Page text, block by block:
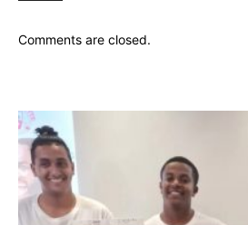
Comments are closed.